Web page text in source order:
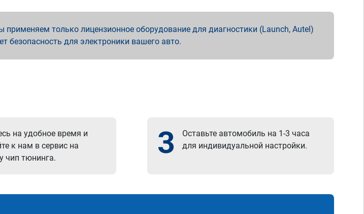
только лицензионное оборудование для диагностики (Launch, Autel)
безопасность для электроники вашего авто.
на удобное время и
к нам в сервис на
чип тюнинга.
3
Оставьте автомобиль на 1-3 часа
для индивидуальной настройки.